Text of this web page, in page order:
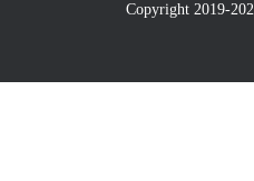
Copyright 2019-